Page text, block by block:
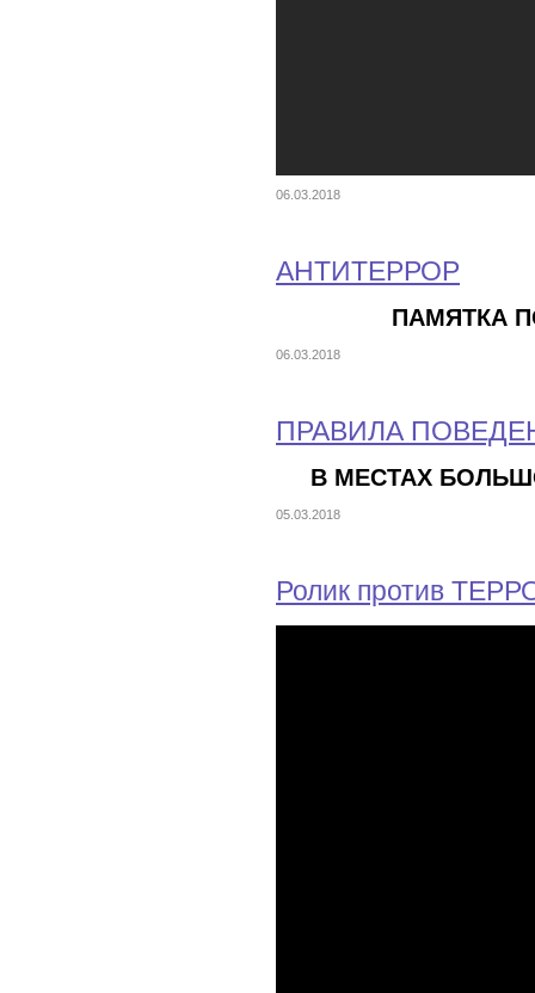
06.03.2018
АНТИТЕРРОР
ПАМЯТКА
06.03.2018
ПРАВИЛА
В МЕСТАХ
05.03.2018
Ролик против